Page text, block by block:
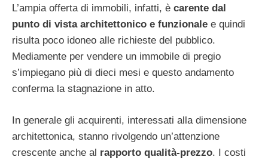
L’ampia offerta di immobili, infatti, è carente dal
punto di vista architettonico e funzionale e quindi
risulta poco idoneo alle richieste del pubblico.
Mediamente per vendere un immobile di pregio
s’impiegano più di dieci mesi e questo andamento
conferma la stagnazione in atto.
In generale gli acquirenti, interessati alla dimensione
architettonica, stanno rivolgendo un’attenzione
crescente anche al rapporto qualità-prezzo. I costi